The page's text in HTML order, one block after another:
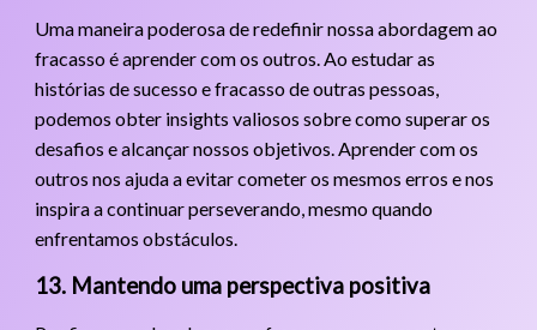
Uma maneira poderosa de redefinir nossa abordagem ao
fracasso é aprender com os outros. Ao estudar as
histórias de sucesso e fracasso de outras pessoas,
podemos obter insights valiosos sobre como superar os
desafios e alcançar nossos objetivos. Aprender com os
outros nos ajuda a evitar cometer os mesmos erros e nos
inspira a continuar perseverando, mesmo quando
enfrentamos obstáculos.
13. Mantendo uma perspectiva positiva